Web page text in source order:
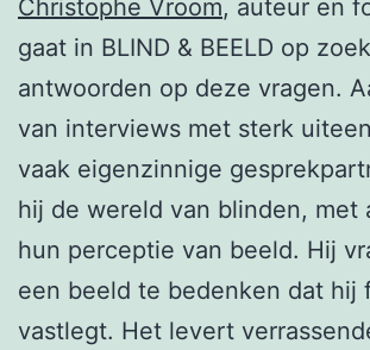
Christophe Vroom, auteur en
gaat in BLIND & BEELD op
antwoorden op deze vragen.
van interviews met sterk
vaak eigenzinnige
hij de wereld van blinden, met
hun perceptie van beeld. Hij
een beeld te bedenken dat hij
vastlegt. Het levert